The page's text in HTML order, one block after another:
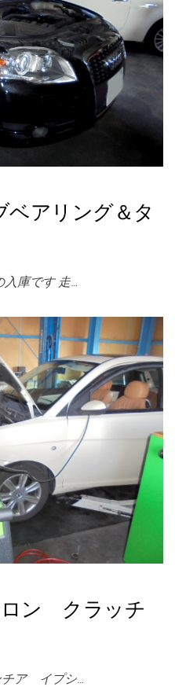
アリング＆タ
入庫です 走…
ン クラッチ
チア イプシ…